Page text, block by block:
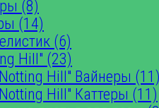
(8)
(14)
(6)
Hill" (23)
Hill" Вайнеры (11)
Hill" Каттеры (11)